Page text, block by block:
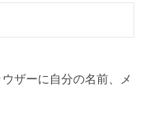
ザーに自分の名前、メ